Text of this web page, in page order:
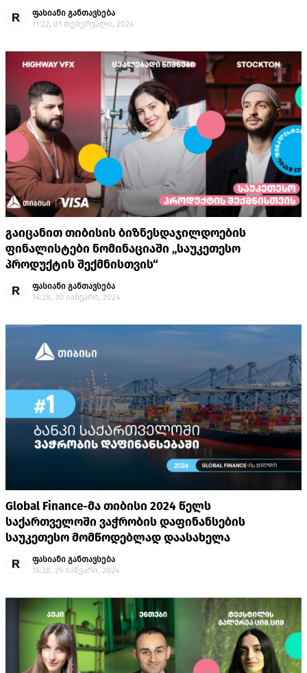
ფასიანი განთავსება
11:22, 01 თებერვალი, 2024
გაიცანით თიბისის ბიზნესდაჯილდოების
ფინალისტები ნომინაციაში „საუკეთესო
პროდუქტის შექმნისთვის“
ფასიანი განთავსება
14:28, 30 იანვარი, 2024
Global Finance-მა თიბისი 2024 წელს
საქართველოში ვაჭრობის დაფინანსების
საუკეთესო მომწოდებლად დაასახელა
ფასიანი განთავსება
15:28, 29 იანვარი, 2024